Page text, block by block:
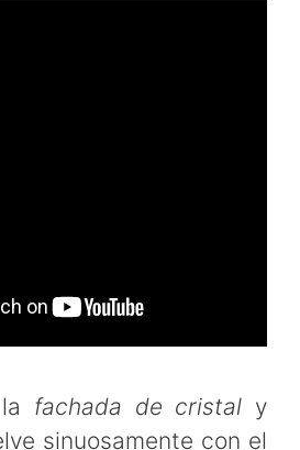
fachada de cristal y
sinuosamente con el